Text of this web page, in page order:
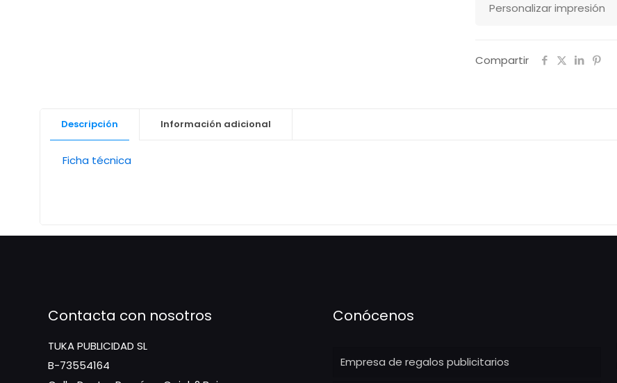
Personalizar impresión
Compartir
Descripción Información adicional
Ficha técnica
Contacta con nosotros
TUKA PUBLICIDAD SL
B-73554164
Conócenos
Empresa de regalos publicitarios